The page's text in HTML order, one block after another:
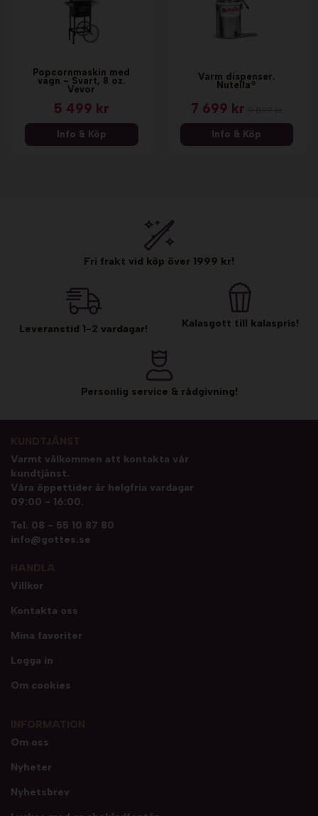
Popcornmaskin med
vagn - Svart, 8 oz.
Vevor
5 499 kr
Info & Köp
Varm dispenser.
Nutella®
7 699 kr
Info & Köp
Fri frakt vid köp över 1999 kr!
Leveranstid 1-2 vardagar! Kalasgott till kalaspris!
Personlig service & rådgivning!
Varmt välkommen att kontakta vår
kundtjänst.
Våra öppettider är helgfria vardagar
09:00 - 16:00.
Tel. 08 - 55 10 87 80
info@gottes.se
Villkor
Kontakta oss
Mina favoriter
Logga in
Om cookies
Om oss
Nyheter
Nyhetsbrev